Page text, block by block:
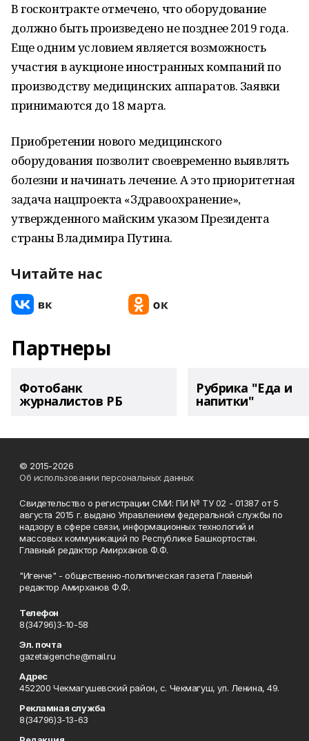
В госконтракте отмечено, что оборудование
должно быть произведено не позднее 2019 года.
Еще одним условием является возможность
участия в аукционе иностранных компаний по
производству медицинских аппаратов. Заявки
принимаются до 18 марта.
Приобретении нового медицинского
оборудования позволит своевременно выявлять
болезни и начинать лечение. А это приоритетная
задача нацпроекта «Здравоохранение»,
утвержденного майским указом Президента
страны Владимира Путина.
Читайте нас
Партнеры
Фотобанк
журналистов РБ
Рубрика "Еда и
напитки"
© 2015-2026
Об использовании персональных данных
Свидетельство о регистрации СМИ: ПИ № ТУ 02 - 01387 от 5
августа 2015 г. выдано Управлением федеральной службы по
надзору в сфере связи, информационных технологий и
массовых коммуникаций по Республике Башкортостан.
Главный редактор Амирханов Ф.Ф.
"Игенче" - общественно-политическая газета Главный
редактор Амирханов Ф.Ф.
Телефон
8(34796)3-10-58
Эл. почта
gazetaigenche@mail.ru
Адрес
452200 Чекмагушевский район, с. Чекмагуш, ул. Ленина, 49.
Рекламная служба
8(34796)3-13-63